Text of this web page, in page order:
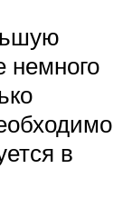
немного
в